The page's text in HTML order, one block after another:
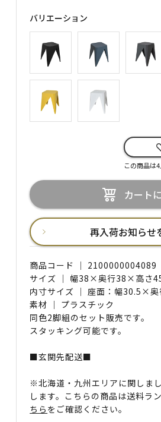
バリエーション
この商品は
カート
再入荷お知らせ
商品コード ｜ 2100000004089
サイズ ｜ 幅38×奥行38×高さ
内寸サイズ ｜ 座面：幅30.5×
素材 ｜ プラスチック
同色2脚組のセット販売です。
スタッキング可能です。
■玄関先配送■
※北海道・九州エリアに関しま
します。こちらの商品は送料ラ
ちら をご確認ください。